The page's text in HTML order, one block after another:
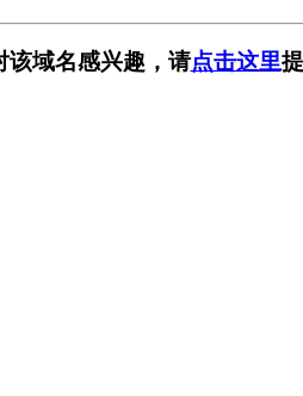
该域名感兴趣，请点击这里